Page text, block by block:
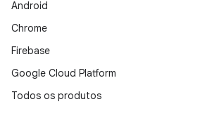
Android
Chrome
Firebase
Google Cloud Platform
Todos os produtos